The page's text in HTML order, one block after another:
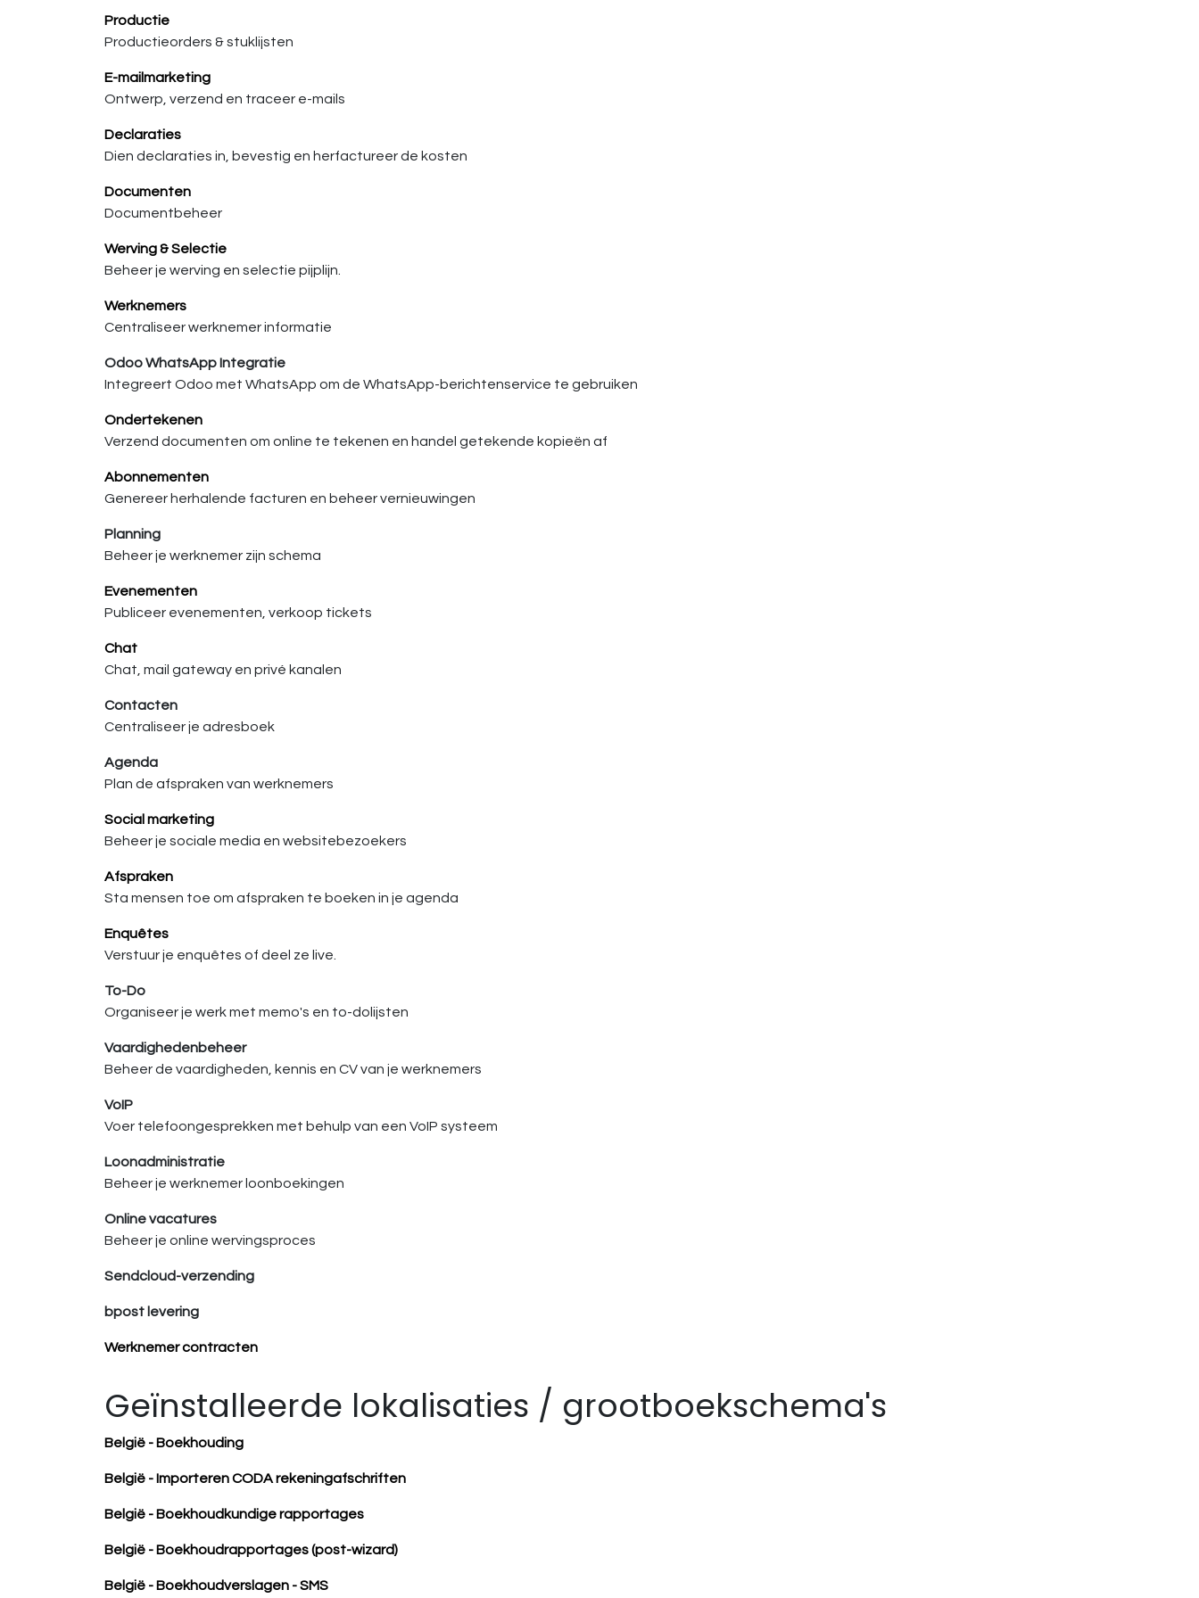
Productie
Productieorders & stuklijsten
E-mailmarketing
Ontwerp, verzend en traceer e-mails
Declaraties
Dien declaraties in, bevestig en herfactureer de kosten
Documenten
Documentbeheer
Werving & Selectie
Beheer je werving en selectie pijplijn.
Werknemers
Centraliseer werknemer informatie
Odoo WhatsApp Integratie
Integreert Odoo met WhatsApp om de WhatsApp-berichtenservice te gebruiken
Ondertekenen
Verzend documenten om online te tekenen en handel getekende kopieën af
Abonnementen
Genereer herhalende facturen en beheer vernieuwingen
Planning
Beheer je werknemer zijn schema
Evenementen
Publiceer evenementen, verkoop tickets
Chat
Chat, mail gateway en privé kanalen
Contacten
Centraliseer je adresboek
Agenda
Plan de afspraken van werknemers
Social marketing
Beheer je sociale media en websitebezoekers
Afspraken
Sta mensen toe om afspraken te boeken in je agenda
Enquêtes
Verstuur je enquêtes of deel ze live.
To-Do
Organiseer je werk met memo's en to-dolijsten
Vaardighedenbeheer
Beheer de vaardigheden, kennis en CV van je werknemers
VoIP
Voer telefoongesprekken met behulp van een VoIP systeem
Loonadministratie
Beheer je werknemer loonboekingen
Online vacatures
Beheer je online wervingsproces
Sendcloud-verzending
bpost levering
Werknemer contracten
Geïnstalleerde lokalisaties / grootboekschema's
België - Boekhouding
België - Importeren CODA rekeningafschriften
België - Boekhoudkundige rapportages
België - Boekhoudrapportages (post-wizard)
België - Boekhoudverslagen - SMS